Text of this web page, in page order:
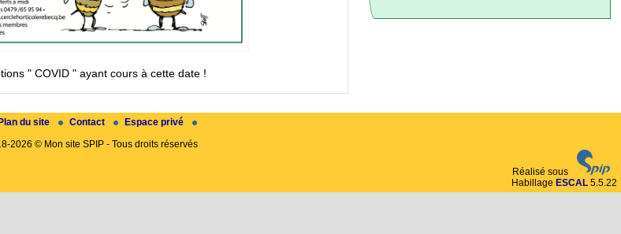
" COVID " ayant cours à cette date !
Plan du site Contact
Espace privé
2026 © Mon site SPIP - Tous droits réservés
Réalisé sous
Habillage ESCAL 5.5.22